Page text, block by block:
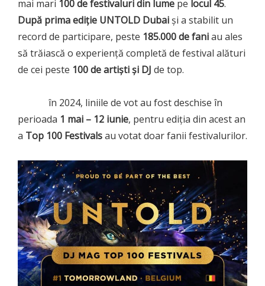
mai mari 100 de festivaluri din lume pe locul 45.
După prima ediție UNTOLD Dubaiși a stabilit un
record de participare, peste 185.000 de faniau ales
să trăiască o experiență completă de festival alături
de cei peste 100 de artiști și DJ de top.
în 2024, liniile de vot au fost deschise în
perioada 1 mai – 12 iunie, pentru ediția din acest an
a Top 100 Festivalsau votat doar fanii festivalurilor.